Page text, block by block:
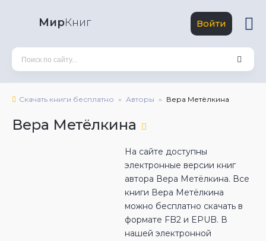
МирКниг Войти
Скачать книги бесплатно Авторы Вера Метёлкина
Вера Метёлкина
На сайте доступны
электронные версии книг
автора Вера Метёлкина. Все
книги Вера Метёлкина
можно бесплатно скачать в
формате FB2 и EPUB. В
нашей электронной